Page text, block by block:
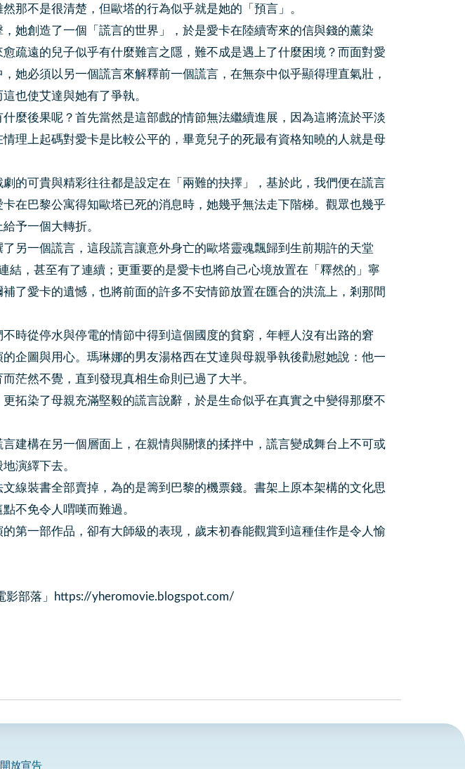
那不是很清楚，但歐塔的行為似乎就是她的「預言」。
她創造了一個「謊言的世界」，於是愛卡在陸續寄來的信與錢的薰染
疏遠的兒子似乎有什麼難言之隱，難不成是遇上了什麼困境？而面對愛
她必須以另一個謊言來解釋前一個謊言，在無奈中似乎顯得理直氣壯，
也使艾達與她有了爭執。
麼後果呢？首先當然是這部戲的情節無法繼續進展，因為這將流於平淡
理上起碼對愛卡是比較公平的，畢竟兒子的死最有資格知曉的人就是母
的可貴與精彩往往都是設定在「兩難的抉擇」，基於此，我們便在謊言
在巴黎公寓得知歐塔已死的消息時，她幾乎無法走下階梯。觀眾也幾乎
予一個大轉折。
另一個謊言，這段謊言讓意外身亡的歐塔靈魂飄歸到生前期許的天堂
，甚至有了連續；更重要的是愛卡也將自己心境放置在「釋然的」寧
了愛卡的遺憾，也將前面的許多不安情節放置在匯合的洪流上，剎那間
時從停水與停電的情節中得到這個國度的貧窮，年輕人沒有出路的窘
企圖與用心。瑪琳娜的男友湯格西在艾達與母親爭執後勸慰她說：他一
茫然不覺，直到發現真相生命則已過了大半。
拓染了母親充滿堅毅的謊言說辭，於是生命似乎在真實之中變得那麼不
建構在另一個層面上，在親情與關懷的揉拌中，謊言變成舞台上不可或
演繹下去。
線裝書全部賣掉，為的是籌到巴黎的機票錢。書架上原本架構的文化思
不免令人喟嘆而難過。
第一部作品，卻有大師級的表現，歲末初春能觀賞到這種佳作是令人愉
影部落」https://yheromovie.blogspot.com/
放宣告